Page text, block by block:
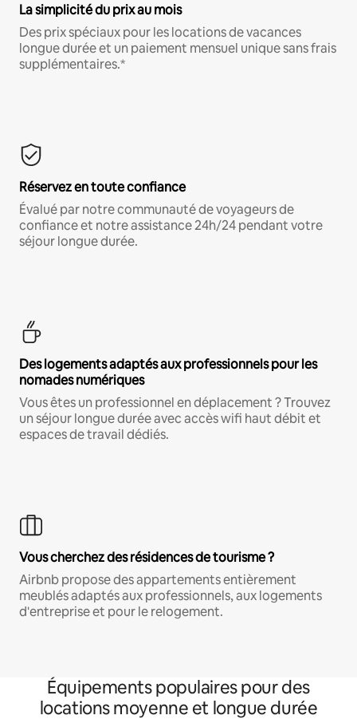
La simplicité du prix au mois
Des prix spéciaux pour les locations de vacances
longue durée et un paiement mensuel unique sans frais
supplémentaires.*
Réservez en toute confiance
Évalué par notre communauté de voyageurs de
confiance et notre assistance 24h/24 pendant votre
séjour longue durée.
Des logements adaptés aux professionnels pour les
nomades numériques
Vous êtes un professionnel en déplacement ? Trouvez
un séjour longue durée avec accès wifi haut débit et
espaces de travail dédiés.
Vous cherchez des résidences de tourisme ?
Airbnb propose des appartements entièrement
meublés adaptés aux professionnels, aux logements
d'entreprise et pour le relogement.
Équipements populaires pour des
locations moyenne et longue durée